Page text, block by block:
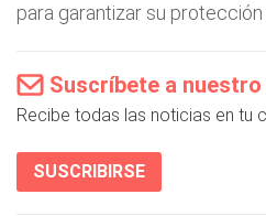
para garantizar su protección
Suscríbete a
Recibe todas las noticias en tu
SUSCRIBIRSE